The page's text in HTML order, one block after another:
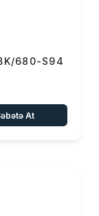
680-S94
At
0 ₼